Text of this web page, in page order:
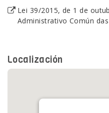
Lei 39/2015, de 1 de
Administrativo Común
Localización